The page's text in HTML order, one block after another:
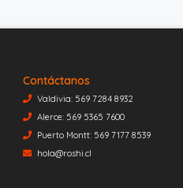
Contáctanos
Valdivia: 569 7284 8932
Alerce: 569 5365 7600
Puerto Montt: 569 7177 8539
hola@roshi.cl